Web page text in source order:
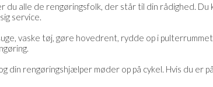
alle de rengøringsfolk, der står til din rådighed.
service.
vaske tøj, gøre hovedrent, rydde op i
rengøringshjælper møder op på cykel. Hvis du er